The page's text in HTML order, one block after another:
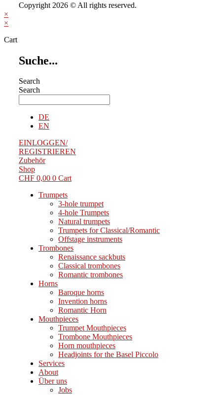
Copyright 2026 © All rights reserved.
×
×
Cart
Suche...
Search
Search
DE
EN
EINLOGGEN/
REGISTRIEREN
Zubehör
Shop
CHF 0,00 0 Cart
Trumpets
3-hole trumpet
4-hole Trumpets
Natural trumpets
Trumpets for Classical/Romantic
Offstage instruments
Trombones
Renaissance sackbuts
Classical trombones
Romantic trombones
Horns
Baroque horns
Invention horns
Romantic Horn
Mouthpieces
Trumpet Mouthpieces
Trombone Mouthpieces
Horn mouthpieces
Headjoints for the Basel Piccolo
Services
About
Über uns
Jobs